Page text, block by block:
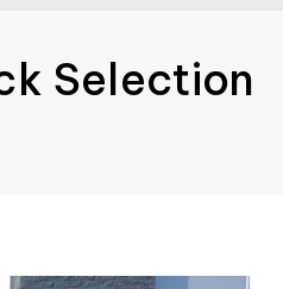
Selection